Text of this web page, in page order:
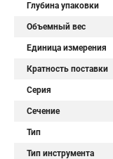
Глубина упаковки
Объемный вес
Единица измерения
Кратность поставки
Серия
Сечение
Тип
Тип инструмента